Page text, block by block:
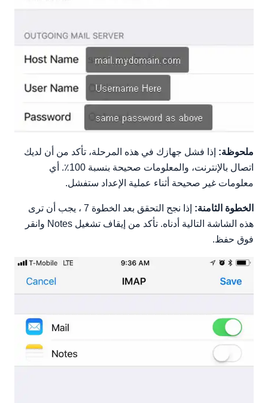
ملحوظة: إذا فشل جهازك في هذه المرحلة، تأكد من أن لديك
اتصال بالإنترنت، والمعلومات صحيحة بنسبة 100٪. أي
معلومات غير صحيحة أثناء عملية الإعداد ستفشل.
الخطوة الثامنة:
إذا نجح التحقق بعد الخطوة 7 ، يجب أن ترى
هذه الشاشة التالية أدناه. تأكد من إيقاف تشغيل Notes وانقر
فوق حفظ.